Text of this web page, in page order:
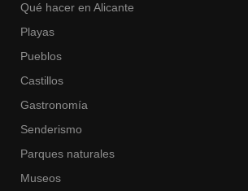
Qué hacer en Alicante
Playas
Pueblos
Castillos
Gastronomía
Senderismo
Parques naturales
Museos